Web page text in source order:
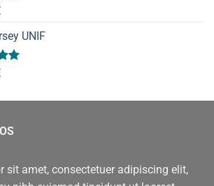
UNIF
sit amet, consectetuer adipiscing elit,